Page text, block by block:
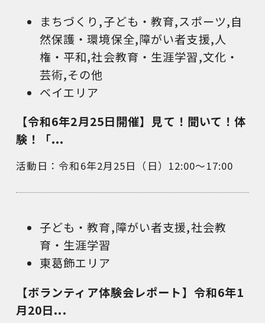
まちづくり ,子ども・教育,スポーツ,自
然保護・環境保全,障がい者支援,人
権・平和,社会教育・生涯学習,文化・
芸術,その他
ベイエリア
【令和6年2月25日開催】見て！聞いて！体
験！「...
活動日：令和6年2月25日（日）12:00～17:00
子ども・教育,障がい者支援,社会教
育・生涯学習
東葛飾エリア
【ボランティア体験会レポート】令和6年1
月20日...